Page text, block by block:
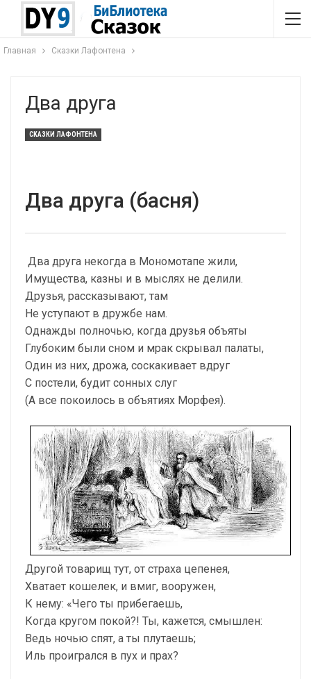
Главная Сказки Лафонтена
Два друга
СКАЗКИ ЛАФОНТЕНА
Два друга (басня)
Два друга некогда в Мономотапе жили,
Имущества, казны и в мыслях не делили.
Друзья, рассказывают, там
Не уступают в дружбе нам.
Однажды полночью, когда друзья объяты
Глубоким были сном и мрак скрывал палаты,
Один из них, дрожа, соскакивает вдруг
С постели, будит сонных слуг
(А все покоилось в объятиях Морфея).
Другой товарищ тут, от страха цепенея,
Хватает кошелек, и вмиг, вооружен,
К нему: «Чего ты прибегаешь,
Когда кругом покой?! Ты, кажется, смышлен:
Ведь ночью спят, а ты плутаешь;
Иль проигрался в пух и прах?